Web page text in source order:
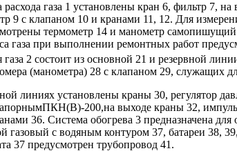
расхода газа 1 установлены кран 6, фильтр 7,
9 с клапаном 10 и кранами 11, 12. Для
термометр 14 и манометр
газа при выполнении ремонтных работ
2 состоит из основной 21 и резервной
(манометра) 28 с клапаном 29, служащих
линиях установлены краны 30, регулятор
200,на выходе краны 32,
36. Система обогрева 3 предназначена
газовый с водяным контуром 37, батареи 38,
37 предусмотрен трубопровод 41.